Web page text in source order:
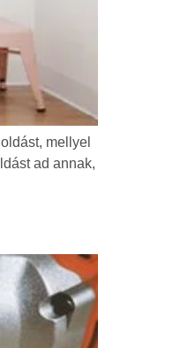
mellyel
ad annak,